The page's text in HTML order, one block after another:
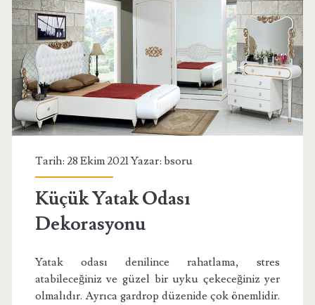
Tarih: 28 Ekim 2021 Yazar: bsoru
Küçük Yatak Odası
Dekorasyonu
Yatak odası denilince rahatlama, stres
atabileceğiniz ve güzel bir uyku çekeceğiniz yer
olmalıdır. Ayrıca gardrop düzenide çok önemlidir.